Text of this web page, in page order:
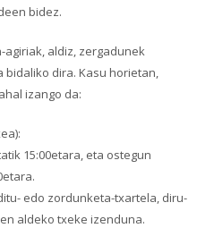
bidez.
aldiz, zergadunek
dira. Kasu horietan,
izango da:
15:00etara, eta ostegun
edo zordunketa-txartela, diru-
aldeko txeke izenduna.